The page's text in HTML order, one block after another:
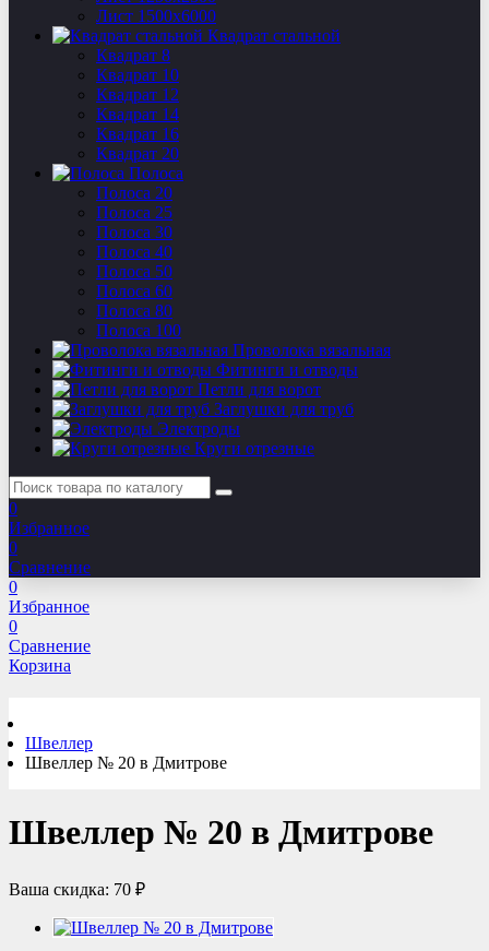
Лист 1500х6000
Квадрат стальной
Квадрат 8
Квадрат 10
Квадрат 12
Квадрат 14
Квадрат 16
Квадрат 20
Полоса
Полоса 20
Полоса 25
Полоса 30
Полоса 40
Полоса 50
Полоса 60
Полоса 80
Полоса 100
Проволока вязальная
Фитинги и отводы
Петли для ворот
Заглушки для труб
Электроды
Круги отрезные
0
Избранное
0
Сравнение
0
Избранное
0
Сравнение
Корзина
Швеллер
Швеллер № 20 в Дмитрове
Швеллер № 20 в Дмитрове
Ваша скидка: 70 ₽